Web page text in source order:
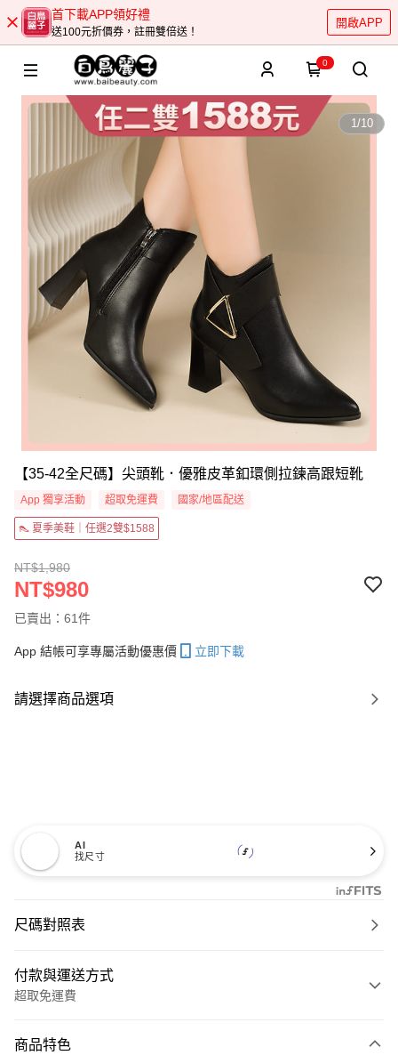
首下載APP領好禮
送100元折價券，註冊雙倍送！
開啟APP
0
1/10
【35-42全尺碼】尖頭靴．優雅皮革釦環側拉鍊高跟短靴
App 獨享活動 超取免運費 國家/地區配送
👠 夏季美鞋｜任選2雙$1588
NT$1,980
NT$980
已賣出：61件
App 結帳可享專屬活動優惠價 立即下載
請選擇商品選項
AI
找尺寸
尺碼對照表
付款與運送方式
超取免運費
信用卡一次付款
商品特色